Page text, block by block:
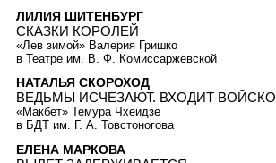
ЛИЛИЯ ШИТЕНБУРГ
СКАЗКИ КОРОЛЕЙ
«Лев зимой» Валерия Гришко
в Театре им. В. Ф. Комиссаржевской
НАТАЛЬЯ СКОРОХОД
ВЕДЬМЫ ИСЧЕЗАЮТ. ВХОДИТ ВОЙСКО
«Макбет» Темура Чхеидзе
в БДТ им. Г. А. Товстоногова
ЕЛЕНА МАРКОВА